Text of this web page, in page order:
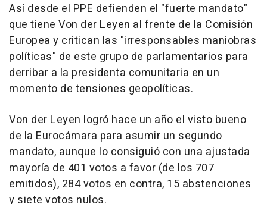
Así desde el PPE defienden el "fuerte mandato"
que tiene Von der Leyen al frente de la Comisión
Europea y critican las "irresponsables maniobras
políticas" de este grupo de parlamentarios para
derribar a la presidenta comunitaria en un
momento de tensiones geopolíticas.
Von der Leyen logró hace un año el visto bueno
de la Eurocámara para asumir un segundo
mandato, aunque lo consiguió con una ajustada
mayoría de 401 votos a favor (de los 707
emitidos), 284 votos en contra, 15 abstenciones
y siete votos nulos.